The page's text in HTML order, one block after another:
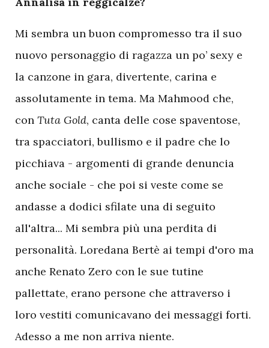
Mi sembra un buon compromesso tra il suo
nuovo personaggio di ragazza un po’ sexy e
la canzone in gara, divertente, carina e
assolutamente in tema. Ma Mahmood che,
con Tuta Gold, canta delle cose spaventose,
tra spacciatori, bullismo e il padre che lo
picchiava - argomenti di grande denuncia
anche sociale - che poi si veste come se
andasse a dodici sfilate una di seguito
all'altra... Mi sembra più una perdita di
personalità. Loredana Bertè ai tempi d'oro ma
anche Renato Zero con le sue tutine
pallettate, erano persone che attraverso i
loro vestiti comunicavano dei messaggi forti.
Adesso a me non arriva niente.